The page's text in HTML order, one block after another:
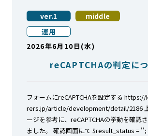
ver.1
middle
運用
2026年6月10日(水)
reCAPTCHAの判定に
フォームにreCAPTCHAを設定する
rers.jp/article/development/detail/2186
ージを参考に、reCAPTCHAの挙動を確認
ました。 確認画面にて $result_status =